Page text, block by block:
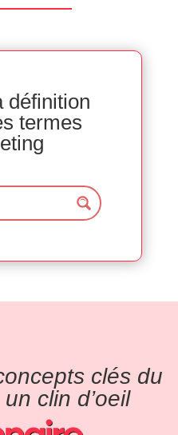
définition
termes
clés du
clin d’oeil